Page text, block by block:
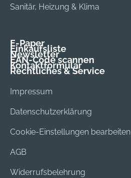
Sanitär, Heizung & Klima
E-Paper
Einkaufsliste
Newsletter
EAN-Code scannen
Kontaktformular
Rechtliches & Service
Impressum
Datenschutzerklärung
Cookie-Einstellungen bearbeiten
AGB
Widerrufsbelehrung